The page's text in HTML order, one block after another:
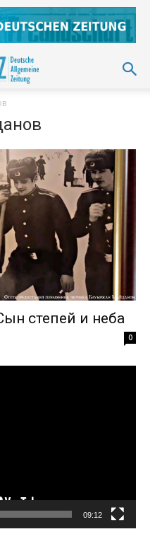
степей и неба
0
09:12